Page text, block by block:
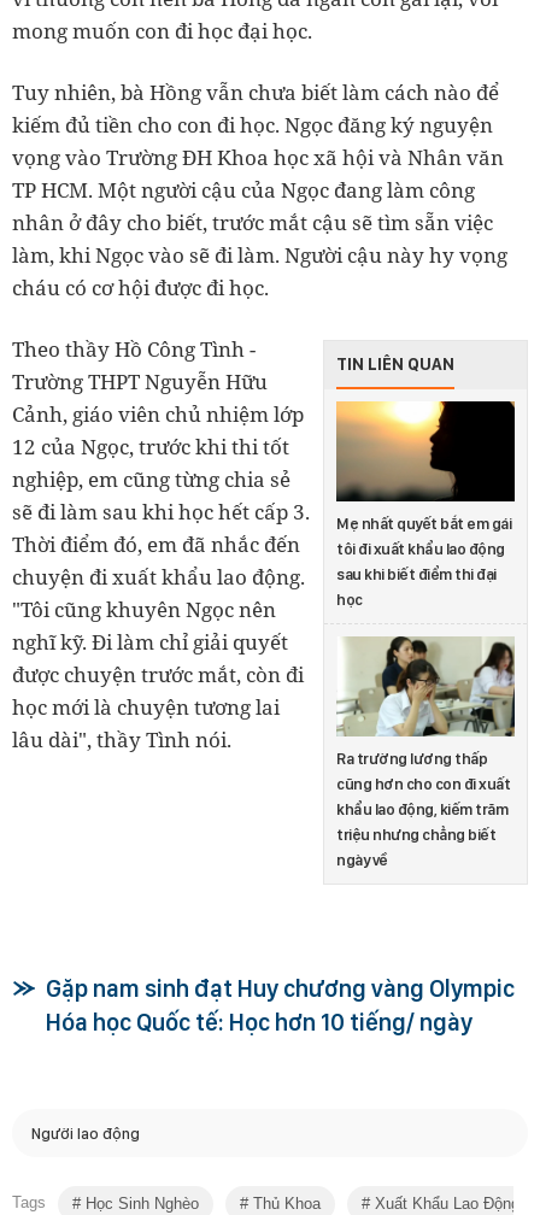
mong muốn con đi học đại học.
Tuy nhiên, bà Hồng vẫn chưa biết làm cách nào để
kiếm đủ tiền cho con đi học. Ngọc đăng ký nguyện
vọng vào Trường ĐH Khoa học xã hội và Nhân văn
TP HCM. Một người cậu của Ngọc đang làm công
nhân ở đây cho biết, trước mắt cậu sẽ tìm sẵn việc
làm, khi Ngọc vào sẽ đi làm. Người cậu này hy vọng
cháu có cơ hội được đi học.
TIN LIÊN QUAN
Mẹ nhất quyết bắt em gái
tôi đi xuất khẩu lao động
sau khi biết điểm thi đại
học
Ra trường lương thấp
cũng hơn cho con đi xuất
khẩu lao động, kiếm trăm
triệu nhưng chẳng biết
ngày về
Theo thầy Hồ Công Tình -
Trường THPT Nguyễn Hữu
Cảnh, giáo viên chủ nhiệm lớp
12 của Ngọc, trước khi thi tốt
nghiệp, em cũng từng chia sẻ
sẽ đi làm sau khi học hết cấp 3.
Thời điểm đó, em đã nhắc đến
chuyện đi xuất khẩu lao động.
"Tôi cũng khuyên Ngọc nên
nghĩ kỹ. Đi làm chỉ giải quyết
được chuyện trước mắt, còn đi
học mới là chuyện tương lai
lâu dài", thầy Tình nói.
Gặp nam sinh đạt Huy chương vàng Olympic
Hóa học Quốc tế: Học hơn 10 tiếng/ ngày
Người lao động
Tags Học Sinh Nghèo Thủ Khoa Xuất Khẩu Lao Động